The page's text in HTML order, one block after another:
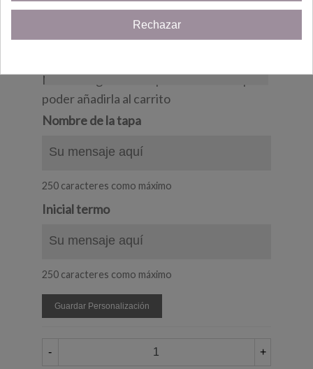
No olvide guardar su personalización para
poder añadirla al carrito
Nombre de la tapa
250 caracteres como máximo
Inicial termo
250 caracteres como máximo
Guardar Personalización
- +
Cerrar
Rechazar